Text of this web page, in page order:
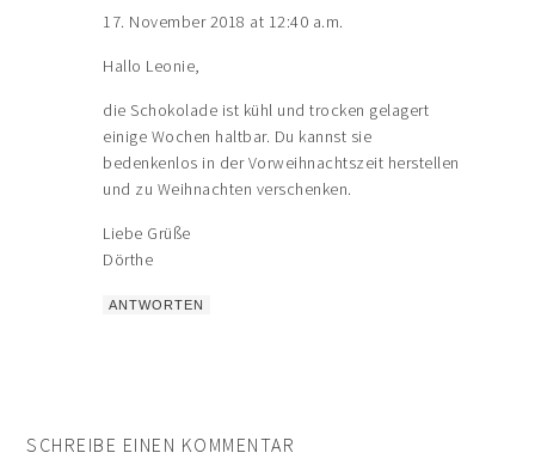
17. November 2018 at 12:40 a.m.
Hallo Leonie,
die Schokolade ist kühl und trocken gelagert
einige Wochen haltbar. Du kannst sie
bedenkenlos in der Vorweihnachtszeit herstellen
und zu Weihnachten verschenken.
Liebe Grüße
Dörthe
ANTWORTEN
SCHREIBE EINEN KOMMENTAR